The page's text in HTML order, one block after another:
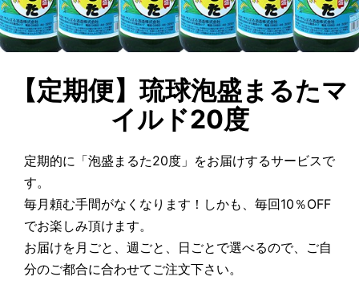
【定期便】琉球泡盛まるたマ
イルド20度
定期的に「泡盛まるた20度」をお届けするサービスで
す。
毎月頼む手間がなくなります！しかも、毎回10％OFF
でお楽しみ頂けます。
お届けを月ごと、週ごと、日ごとで選べるので、ご自
分のご都合に合わせてご注文下さい。